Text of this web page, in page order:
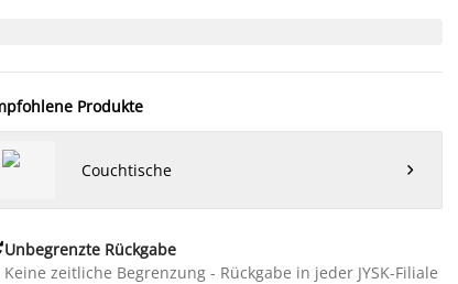
Produkte
Couchtische 
Unbegrenzte Rückgabe
Keine zeitliche Begrenzung - Rückgabe in jeder JYSK-Filiale